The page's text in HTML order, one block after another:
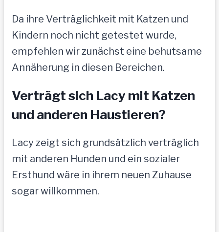
Da ihre Verträglichkeit mit Katzen und
Kindern noch nicht getestet wurde,
empfehlen wir zunächst eine behutsame
Annäherung in diesen Bereichen.
Verträgt sich Lacy mit Katzen
und anderen Haustieren?
Lacy zeigt sich grundsätzlich verträglich
mit anderen Hunden und ein sozialer
Ersthund wäre in ihrem neuen Zuhause
sogar willkommen.